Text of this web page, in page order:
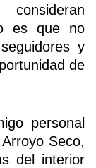
es que no
y
de
personal
Seco,
del interior